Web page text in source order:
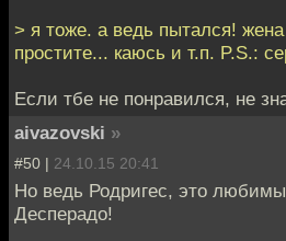
> я тоже. а ведь пытался!
простите... каюсь и т.п. P.S.:
Если тбе не понравился, не
aivazovski »
#50 | 24.10.15 20:41
Но ведь Родригес, это
Десперадо!